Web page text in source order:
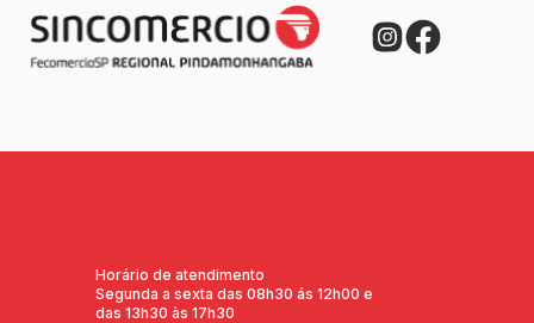
Horário de atendimento
Segunda a sexta das 08h30 ás 12h00 e
das 13h30 às 17h30